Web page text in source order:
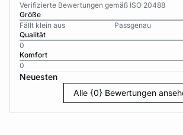
Verifizierte Bewertungen gemäß ISO 20488
Größe
Fällt klein aus
Passgenau
Qualität
0
Komfort
0
Neuesten
Alle {0} Bewertungen